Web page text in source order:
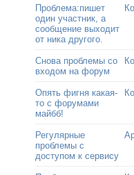
Проблема:пишет
один участник, а
сообщение выходит
от ника другого.
Снова проблемы со
входом на форум
Опять фигня какая-
то с форумами
майбб!
Регулярные
проблемы с
доступом к сервису